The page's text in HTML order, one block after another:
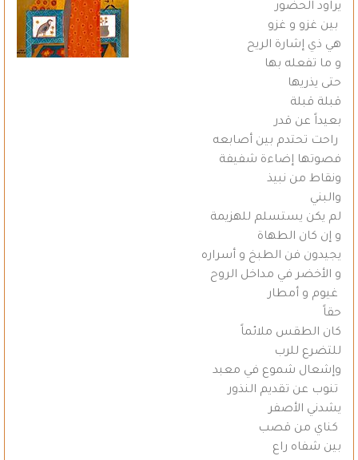
يراود الحضور
بين غزو و غزو
هي ذي إشارة الريح
و ما تفعله بها
حتى يذريها
قبلة قبلة
بعيداً عن قدر
راحت تحتدم بين أصابعه
فصوتها إضاءة شفيفة
ونقاط من نبيذ
والبني
لم يكن يستسلم للهزيمة
و إن كان الطهاة
يجيدون فن الطبخ و أسراره
و الأخضر في مداخل الروح
غيوم و أمطار
حقاً
كان الطقس ملائماً
للتضرع للرب
وإشعال شموع في معبد
تنوب عن تقديم النذور
يشدني الأصفر
كناي من قصب
بين شفاه راع